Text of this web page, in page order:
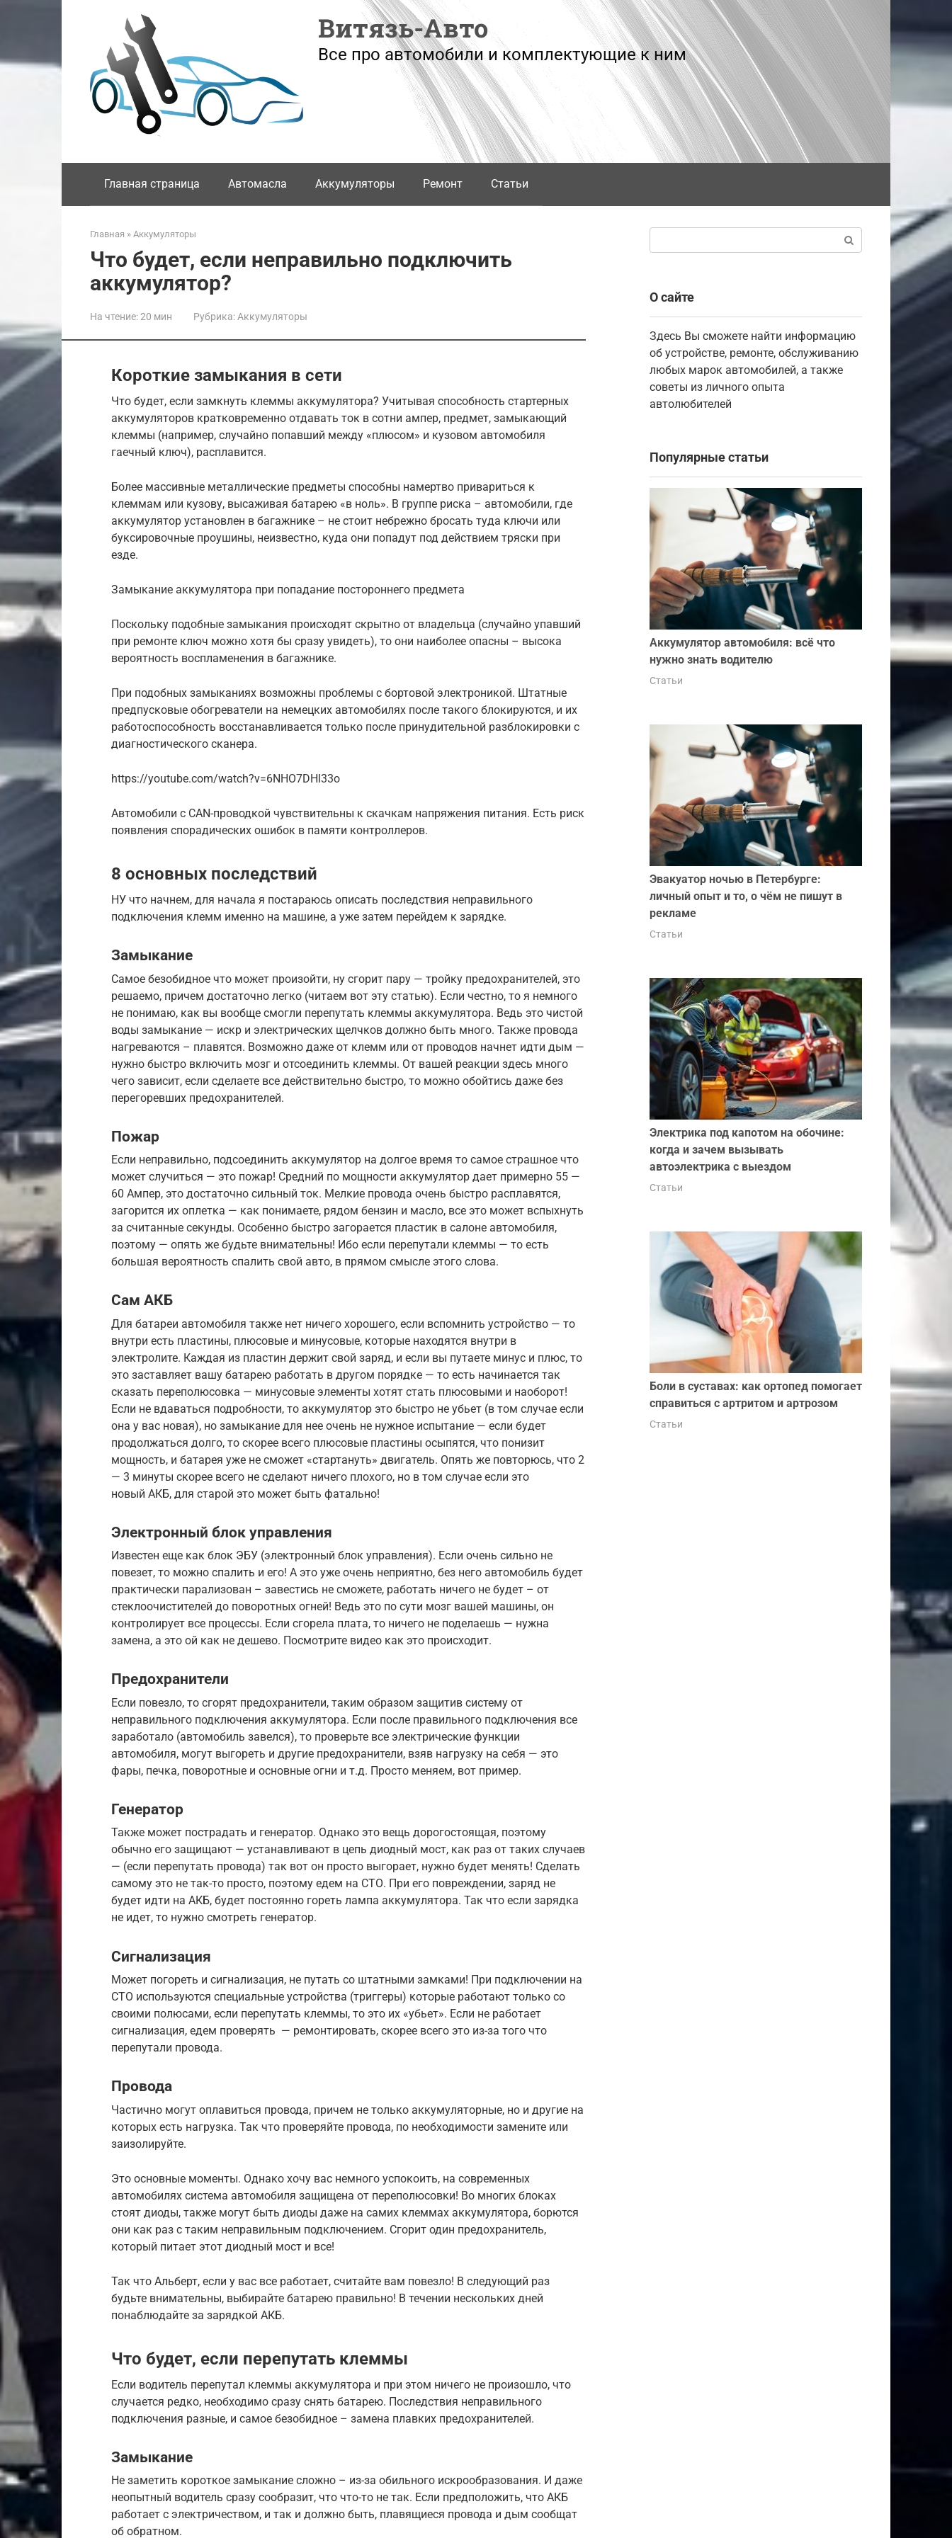
Витязь-Авто
Все про автомобили и комплектующие к ним
Главная страница Автомасла Аккумуляторы Ремонт Статьи
Главная » Аккумуляторы
Что будет, если неправильно подключить
аккумулятор?
На чтение:20 мин Рубрика: Аккумуляторы
Короткие замыкания в сети
Что будет, если замкнуть клеммы аккумулятора? Учитывая способность стартерных
аккумуляторов кратковременно отдавать ток в сотни ампер, предмет, замыкающий
клеммы (например, случайно попавший между «плюсом» и кузовом автомобиля
гаечный ключ), расплавится.
Более массивные металлические предметы способны намертво привариться к
клеммам или кузову, высаживая батарею «в ноль». В группе риска – автомобили, где
аккумулятор установлен в багажнике – не стоит небрежно бросать туда ключи или
буксировочные проушины, неизвестно, куда они попадут под действием тряски при
езде.
Замыкание аккумулятора при попадание постороннего предмета
Поскольку подобные замыкания происходят скрытно от владельца (случайно упавший
при ремонте ключ можно хотя бы сразу увидеть), то они наиболее опасны – высока
вероятность воспламенения в багажнике.
При подобных замыканиях возможны проблемы с бортовой электроникой. Штатные
предпусковые обогреватели на немецких автомобилях после такого блокируются, и их
работоспособность восстанавливается только после принудительной разблокировки с
диагностического сканера.
https://youtube.com/watch?v=6NHO7DHl33o
Автомобили с CAN-проводкой чувствительны к скачкам напряжения питания. Есть риск
появления спорадических ошибок в памяти контроллеров.
8 основных последствий
НУ что начнем, для начала я постараюсь описать последствия неправильного
подключения клемм именно на машине, а уже затем перейдем к зарядке.
Замыкание
Самое безобидное что может произойти, ну сгорит пару — тройку предохранителей, это
решаемо, причем достаточно легко (читаем вот эту статью). Если честно, то я немного
не понимаю, как вы вообще смогли перепутать клеммы аккумулятора. Ведь это чистой
воды замыкание — искр и электрических щелчков должно быть много. Также провода
нагреваются – плавятся. Возможно даже от клемм или от проводов начнет идти дым —
нужно быстро включить мозг и отсоединить клеммы. От вашей реакции здесь много
чего зависит, если сделаете все действительно быстро, то можно обойтись даже без
перегоревших предохранителей.
Пожар
Если неправильно, подсоединить аккумулятор на долгое время то самое страшное что
может случиться — это пожар! Средний по мощности аккумулятор дает примерно 55 —
60 Ампер, это достаточно сильный ток. Мелкие провода очень быстро расплавятся,
загорится их оплетка — как понимаете, рядом бензин и масло, все это может вспыхнуть
за считанные секунды. Особенно быстро загорается пластик в салоне автомобиля,
поэтому — опять же будьте внимательны! Ибо если перепутали клеммы — то есть
большая вероятность спалить свой авто, в прямом смысле этого слова.
Сам АКБ
Для батареи автомобиля также нет ничего хорошего, если вспомнить устройство — то
внутри есть пластины, плюсовые и минусовые, которые находятся внутри в
электролите. Каждая из пластин держит свой заряд, и если вы путаете минус и плюс, то
это заставляет вашу батарею работать в другом порядке — то есть начинается так
сказать переполюсовка — минусовые элементы хотят стать плюсовыми и наоборот!
Если не вдаваться подробности, то аккумулятор это быстро не убьет (в том случае если
она у вас новая), но замыкание для нее очень не нужное испытание — если будет
продолжаться долго, то скорее всего плюсовые пластины осыпятся, что понизит
мощность, и батарея уже не сможет «стартануть» двигатель. Опять же повторюсь, что 2
— 3 минуты скорее всего не сделают ничего плохого, но в том случае если это
новый АКБ, для старой это может быть фатально!
Электронный блок управления
Известен еще как блок ЭБУ (электронный блок управления). Если очень сильно не
повезет, то можно спалить и его! А это уже очень неприятно, без него автомобиль будет
практически парализован – завестись не сможете, работать ничего не будет – от
стеклоочистителей до поворотных огней! Ведь это по сути мозг вашей машины, он
контролирует все процессы. Если сгорела плата, то ничего не поделаешь — нужна
замена, а это ой как не дешево. Посмотрите видео как это происходит.
Предохранители
Если повезло, то сгорят предохранители, таким образом защитив систему от
неправильного подключения аккумулятора. Если после правильного подключения все
заработало (автомобиль завелся), то проверьте все электрические функции
автомобиля, могут выгореть и другие предохранители, взяв нагрузку на себя — это
фары, печка, поворотные и основные огни и т.д. Просто меняем, вот пример.
Генератор
Также может пострадать и генератор. Однако это вещь дорогостоящая, поэтому
обычно его защищают — устанавливают в цепь диодный мост, как раз от таких случаев
— (если перепутать провода) так вот он просто выгорает, нужно будет менять! Сделать
самому это не так-то просто, поэтому едем на СТО. При его повреждении, заряд не
будет идти на АКБ, будет постоянно гореть лампа аккумулятора. Так что если зарядка
не идет, то нужно смотреть генератор.
Сигнализация
Может погореть и сигнализация, не путать со штатными замками! При подключении на
СТО используются специальные устройства (триггеры) которые работают только со
своими полюсами, если перепутать клеммы, то это их «убьет». Если не работает
сигнализация, едем проверять — ремонтировать, скорее всего это из-за того что
перепутали провода.
Провода
Частично могут оплавиться провода, причем не только аккумуляторные, но и другие на
которых есть нагрузка. Так что проверяйте провода, по необходимости замените или
заизолируйте.
Это основные моменты. Однако хочу вас немного успокоить, на современных
автомобилях система автомобиля защищена от переполюсовки! Во многих блоках
стоят диоды, также могут быть диоды даже на самих клеммах аккумулятора, борются
они как раз с таким неправильным подключением. Сгорит один предохранитель,
который питает этот диодный мост и все!
Так что Альберт, если у вас все работает, считайте вам повезло! В следующий раз
будьте внимательны, выбирайте батарею правильно! В течении нескольких дней
понаблюдайте за зарядкой АКБ.
Что будет, если перепутать клеммы
Если водитель перепутал клеммы аккумулятора и при этом ничего не произошло, что
случается редко, необходимо сразу снять батарею. Последствия неправильного
подключения разные, и самое безобидное – замена плавких предохранителей.
Замыкание
Не заметить короткое замыкание сложно – из-за обильного искрообразования. И даже
неопытный водитель сразу сообразит, что что-то не так. Если предположить, что АКБ
работает с электричеством, и так и должно быть, плавящиеся провода и дым сообщат
об обратном.
О сайте
Здесь Вы сможете найти информацию
об устройстве, ремонте, обслуживанию
любых марок автомобилей, а также
советы из личного опыта
автолюбителей
Популярные статьи
Аккумулятор автомобиля: всё что
нужно знать водителю
Статьи
Эвакуатор ночью в Петербурге:
личный опыт и то, о чём не пишут в
рекламе
Статьи
Электрика под капотом на обочине:
когда и зачем вызывать
автоэлектрика с выездом
Статьи
Боли в суставах: как ортопед помогает
справиться с артритом и артрозом
Статьи